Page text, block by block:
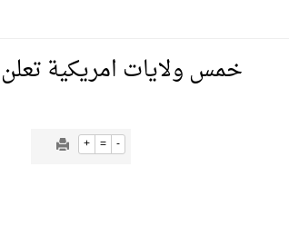
شراكة مع أكاديمية الهلال
في ثاني أسابيع موسم سباقات الرياض
خمس ولايات امريكية تعلن
+ = -